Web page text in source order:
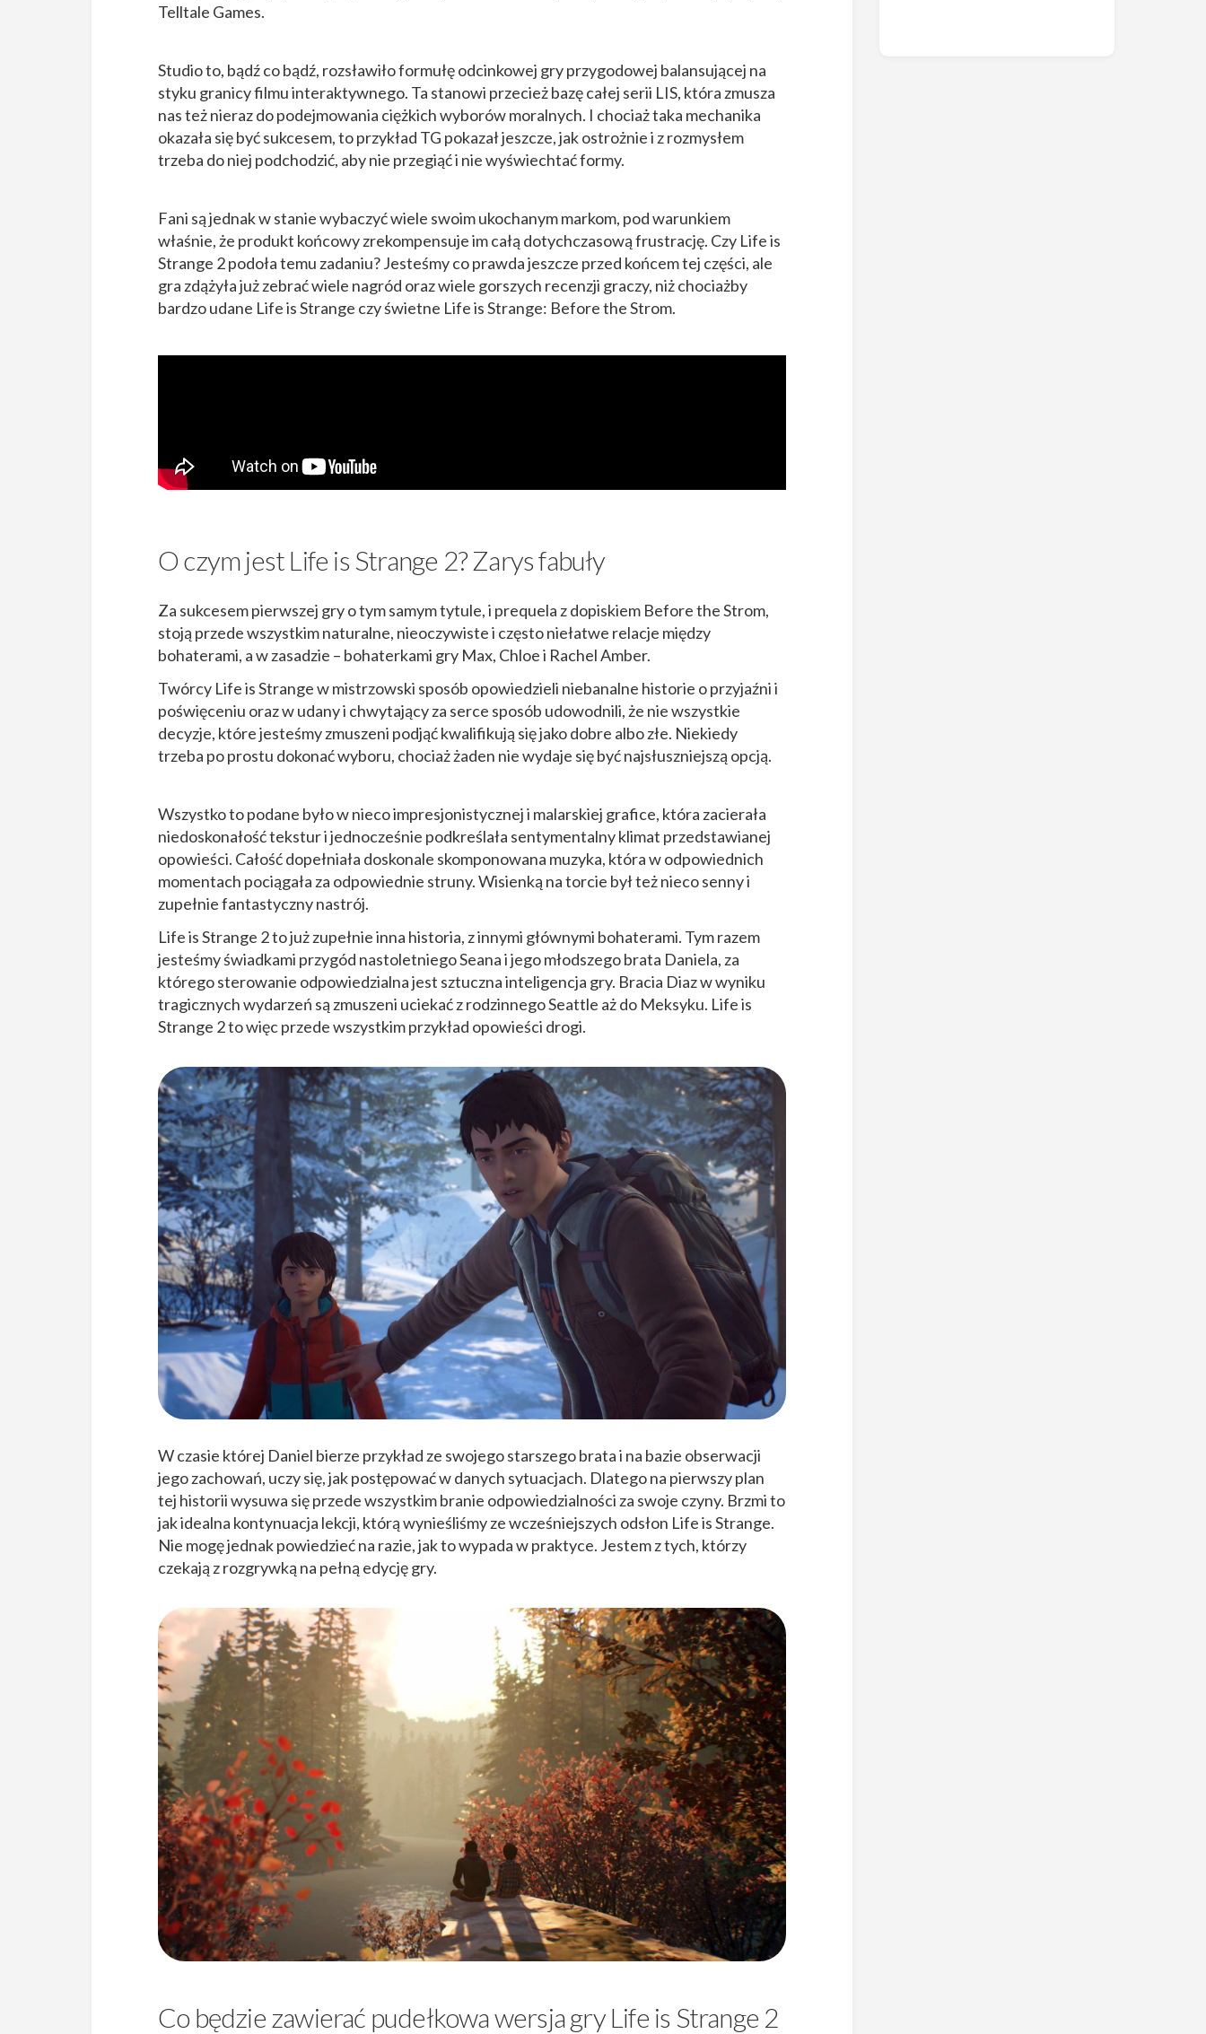
Telltale Games.
Studio to, bądź co bądź, rozsławiło formułę odcinkowej gry przygodowej balansującej na
styku granicy filmu interaktywnego. Ta stanowi przecież bazę całej serii LIS, która zmusza
nas też nieraz do podejmowania ciężkich wyborów moralnych. I chociaż taka mechanika
okazała się być sukcesem, to przykład TG pokazał jeszcze, jak ostrożnie i z rozmysłem
trzeba do niej podchodzić, aby nie przegiąć i nie wyświechtać formy.
Fani są jednak w stanie wybaczyć wiele swoim ukochanym markom, pod warunkiem
właśnie, że produkt końcowy zrekompensuje im całą dotychczasową frustrację. Czy Life is
Strange 2 podoła temu zadaniu? Jesteśmy co prawda jeszcze przed końcem tej części, ale
gra zdążyła już zebrać wiele nagród oraz wiele gorszych recenzji graczy, niż chociażby
bardzo udane Life is Strange czy świetne Life is Strange: Before the Strom.
O czym jest Life is Strange 2? Zarys fabuły
Za sukcesem pierwszej gry o tym samym tytule, i prequela z dopiskiem Before the Strom,
stoją przede wszystkim naturalne, nieoczywiste i często niełatwe relacje między
bohaterami, a w zasadzie – bohaterkami gry Max, Chloe i Rachel Amber.
Twórcy Life is Strange w mistrzowski sposób opowiedzieli niebanalne historie o przyjaźni i
poświęceniu oraz w udany i chwytający za serce sposób udowodnili, że nie wszystkie
decyzje, które jesteśmy zmuszeni podjąć kwalifikują się jako dobre albo złe. Niekiedy
trzeba po prostu dokonać wyboru, chociaż żaden nie wydaje się być najsłuszniejszą opcją.
Wszystko to podane było w nieco impresjonistycznej i malarskiej grafice, która zacierała
niedoskonałość tekstur i jednocześnie podkreślała sentymentalny klimat przedstawianej
opowieści. Całość dopełniała doskonale skomponowana muzyka, która w odpowiednich
momentach pociągała za odpowiednie struny. Wisienką na torcie był też nieco senny i
zupełnie fantastyczny nastrój.
Life is Strange 2 to już zupełnie inna historia, z innymi głównymi bohaterami. Tym razem
jesteśmy świadkami przygód nastoletniego Seana i jego młodszego brata Daniela, za
którego sterowanie odpowiedzialna jest sztuczna inteligencja gry. Bracia Diaz w wyniku
tragicznych wydarzeń są zmuszeni uciekać z rodzinnego Seattle aż do Meksyku. Life is
Strange 2 to więc przede wszystkim przykład opowieści drogi.
W czasie której Daniel bierze przykład ze swojego starszego brata i na bazie obserwacji
jego zachowań, uczy się, jak postępować w danych sytuacjach. Dlatego na pierwszy plan
tej historii wysuwa się przede wszystkim branie odpowiedzialności za swoje czyny. Brzmi to
jak idealna kontynuacja lekcji, którą wynieśliśmy ze wcześniejszych odsłon Life is Strange.
Nie mogę jednak powiedzieć na razie, jak to wypada w praktyce. Jestem z tych, którzy
czekają z rozgrywką na pełną edycję gry.
Co będzie zawierać pudełkowa wersja gry Life is Strange 2